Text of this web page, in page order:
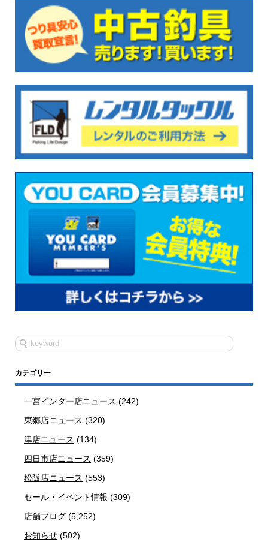
カテゴリー
一宮インター店ニュース (242)
東郷店ニュース (320)
津店ニュース (134)
四日市店ニュース (359)
松阪店ニュース (553)
セール・イベント情報 (309)
店舗ブログ (5,252)
お知らせ (502)